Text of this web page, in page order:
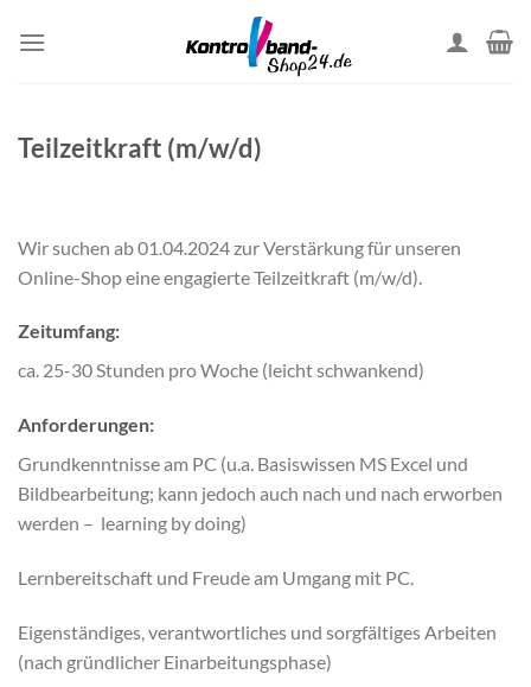
Teilzeitkraft (m/w/d)
Wir suchen ab 01.04.2024 zur Verstärkung für unseren
Online-Shop eine engagierte Teilzeitkraft (m/w/d).
Zeitumfang:
ca. 25-30 Stunden pro Woche (leicht schwankend)
Anforderungen:
Grundkenntnisse am PC (u.a. Basiswissen MS Excel und
Bildbearbeitung; kann jedoch auch nach und nach erworben
werden – learning by doing)
Lernbereitschaft und Freude am Umgang mit PC.
Eigenständiges, verantwortliches und sorgfältiges Arbeiten
(nach gründlicher Einarbeitungsphase)